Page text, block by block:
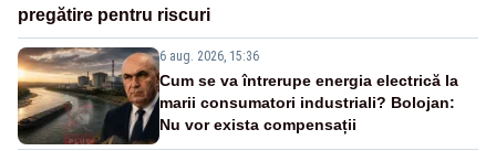
pregătire pentru riscuri
6 aug. 2026, 15:36
Cum se va întrerupe energia electrică la
marii consumatori industriali? Bolojan:
Nu vor exista compensații